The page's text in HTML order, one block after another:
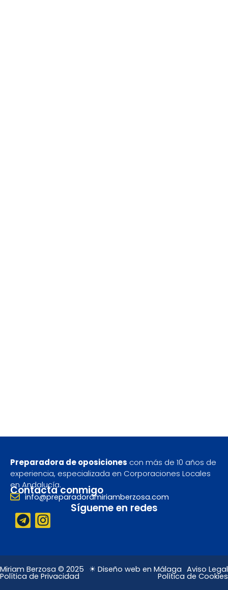
Preparadora de oposiciones con más de 10 años de
experiencia, especializada en Corporaciones Locales
en Andalucía.
Contacta conmigo
info@preparadoramiriamberzosa.com
Sígueme en redes
T
e
e
g
r
I
n
t
a
g
Miriam Berzosa © 2025 ☀ Diseño web en Málaga Aviso Legal
Política de Privacidad Política de Cookies